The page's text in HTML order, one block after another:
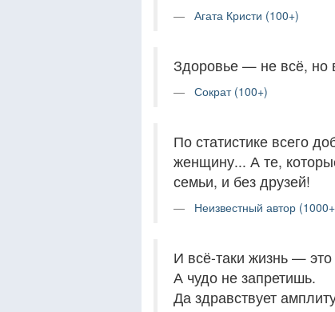
Агата Кристи (100+)
Здоровье — не всё, но
Сократ (100+)
По статистике всего
женщину... А те,
семьи, и без друзей!
Неизвестный автор
И всё-таки жизнь — это
А чудо не запретишь.
Да здравствует